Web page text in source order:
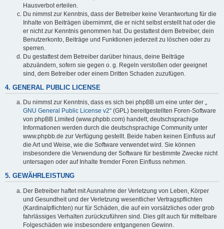
Hausverbot erteilen.
Du nimmst zur Kenntnis, dass der Betreiber keine Verantwortung für die
Inhalte von Beiträgen übernimmt, die er nicht selbst erstellt hat oder die
er nicht zur Kenntnis genommen hat. Du gestattest dem Betreiber, dein
Benutzerkonto, Beiträge und Funktionen jederzeit zu löschen oder zu
sperren.
Du gestattest dem Betreiber darüber hinaus, deine Beiträge
abzuändern, sofern sie gegen o. g. Regeln verstoßen oder geeignet
sind, dem Betreiber oder einem Dritten Schaden zuzufügen.
4. GENERAL PUBLIC LICENSE
Du nimmst zur Kenntnis, dass es sich bei phpBB um eine unter der „
GNU General Public License v2“ (GPL) bereitgestellten Foren-Software
von phpBB Limited (www.phpbb.com) handelt; deutschsprachige
Informationen werden durch die deutschsprachige Community unter
www.phpbb.de zur Verfügung gestellt. Beide haben keinen Einfluss auf
die Art und Weise, wie die Software verwendet wird. Sie können
insbesondere die Verwendung der Software für bestimmte Zwecke nicht
untersagen oder auf Inhalte fremder Foren Einfluss nehmen.
5. GEWÄHRLEISTUNG
Der Betreiber haftet mit Ausnahme der Verletzung von Leben, Körper
und Gesundheit und der Verletzung wesentlicher Vertragspflichten
(Kardinalpflichten) nur für Schäden, die auf ein vorsätzliches oder grob
fahrlässiges Verhalten zurückzuführen sind. Dies gilt auch für mittelbare
Folgeschäden wie insbesondere entgangenen Gewinn.